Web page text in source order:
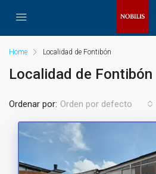
Home Localidad de Fontibón
Localidad de Fontibón
Ordenar por: Orden por defecto